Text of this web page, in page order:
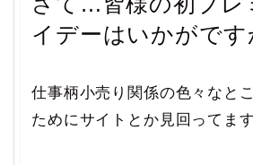
イデーはいかがです
仕事柄小売り関係の色々なと
ためにサイトとか見回ってます